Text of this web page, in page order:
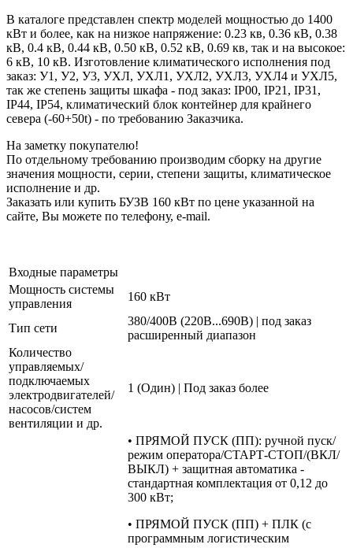
В каталоге представлен спектр моделей мощностью до 1400
кВт и более, как на низкое напряжение: 0.23 кв, 0.36 кВ, 0.38
кВ, 0.4 кВ, 0.44 кВ, 0.50 кВ, 0.52 кВ, 0.69 кв, так и на высокое:
6 кВ, 10 кВ. Изготовление климатического исполнения под
заказ: У1, У2, У3, УХЛ, УХЛ1, УХЛ2, УХЛ3, УХЛ4 и УХЛ5,
так же степень защиты шкафа - под заказ: IP00, IP21, IP31,
IP44, IP54, климатический блок контейнер для крайнего
севера (-60+50t) - по требованию Заказчика.
На заметку покупателю!
По отдельному требованию производим сборку на другие
значения мощности, серии, степени защиты, климатическое
исполнение и др.
Заказать или купить БУЗВ 160 кВт по цене указанной на
сайте, Вы можете по телефону, e-mail.
Входные параметры
Мощность системы
управления
160 кВт
Тип сети
380/400В (220В...690В) | под заказ
расширенный диапазон
Количество
управляемых/
подключаемых
электродвигателей/
насосов/систем
вентиляции и др.
1 (Один) | Под заказ более
• ПРЯМОЙ ПУСК (ПП): ручной пуск/
режим оператора/СТАРТ-СТОП/(ВКЛ/
ВЫКЛ) + защитная автоматика -
стандартная комплектация от 0,12 до
300 кВт;
• ПРЯМОЙ ПУСК (ПП) + ПЛК (с
программным логистическим